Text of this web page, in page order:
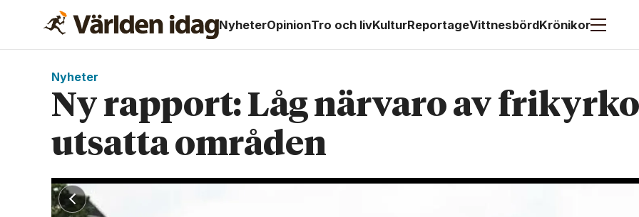
NyheterOpinionTro och livKulturReportageVittnesbördKrönikor
Nyheter
Ny rapport: Låg närvaro av
utsatta områden